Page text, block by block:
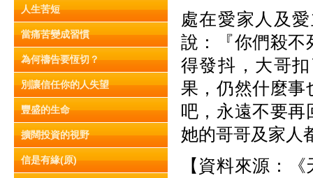
人生苦短
當痛苦變成習慣
為何禱告要恆切？
別讓信任你的人失望
豐盛的生命
擴闊投資的視野
信是有緣(原)
處在愛家人及
說：『你們殺不
得發抖，大哥
果，仍然什麼事
吧，永遠不要再
她的哥哥及家人
【資料來源：